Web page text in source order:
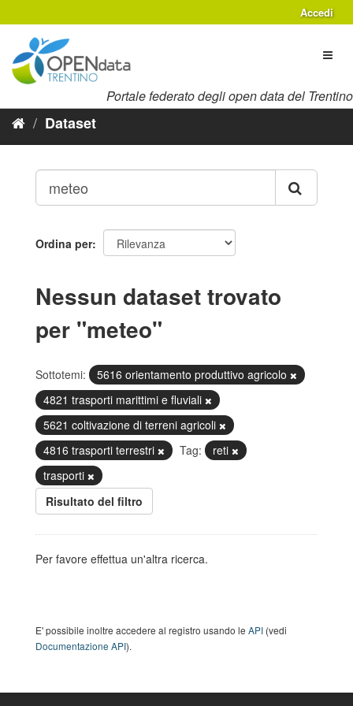
al
contenuto
Accedi
Portale federato degli open data del Trentino
Dataset
Ordina per
Nessun dataset trovato
per "meteo"
Sottotemi:
5616 orientamento produttivo agricolo
4821 trasporti marittimi e fluviali
5621 coltivazione di terreni agricoli
4816 trasporti terrestri
Tag:
reti
trasporti
Risultato del filtro
Per favore effettua un'altra ricerca.
E' possibile inoltre accedere al registro usando le API (vedi
Documentazione API).